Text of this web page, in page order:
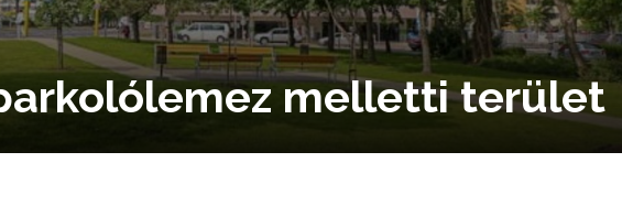
melletti terület